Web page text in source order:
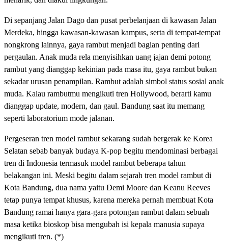
Di sepanjang Jalan Dago dan pusat perbelanjaan di kawasan Jalan
Merdeka, hingga kawasan-kawasan kampus, serta di tempat-tempat
nongkrong lainnya, gaya rambut menjadi bagian penting dari
pergaulan. Anak muda rela menyisihkan uang jajan demi potong
rambut yang dianggap kekinian pada masa itu, gaya rambut bukan
sekadar urusan penampilan. Rambut adalah simbol status sosial anak
muda. Kalau rambutmu mengikuti tren Hollywood, berarti kamu
dianggap update, modern, dan gaul. Bandung saat itu memang
seperti laboratorium mode jalanan.
Pergeseran tren model rambut sekarang sudah bergerak ke Korea
Selatan sebab banyak budaya K-pop begitu mendominasi berbagai
tren di Indonesia termasuk model rambut beberapa tahun
belakangan ini. Meski begitu dalam sejarah tren model rambut di
Kota Bandung, dua nama yaitu Demi Moore dan Keanu Reeves
tetap punya tempat khusus, karena mereka pernah membuat Kota
Bandung ramai hanya gara-gara potongan rambut dalam sebuah
masa ketika bioskop bisa mengubah isi kepala manusia supaya
mengikuti tren. (*)